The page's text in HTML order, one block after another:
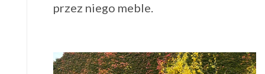
przez niego meble.